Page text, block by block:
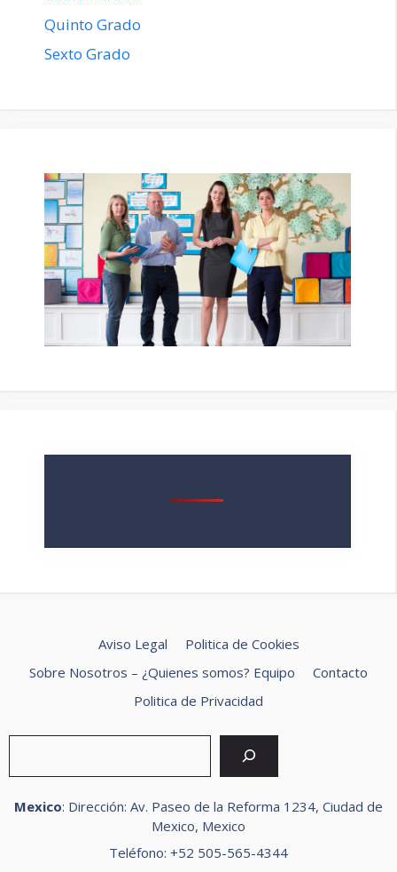
Quinto Grado
Sexto Grado
Aviso Legal
Politica de Cookies
Sobre Nosotros – ¿Quienes somos? Equipo
Contacto
Politica de Privacidad
Mexico: Dirección: Av. Paseo de la Reforma 1234, Ciudad de
Mexico, Mexico
Teléfono: +52 505-565-4344